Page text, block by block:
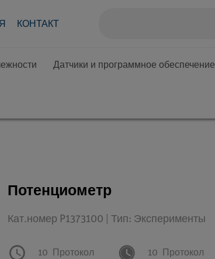
КОНТАКТ
Датчики и программное обеспечение
Потенциометр
Кат.номер P1373100 | Тип: Эксперименты
10 Протокол 10 Протокол